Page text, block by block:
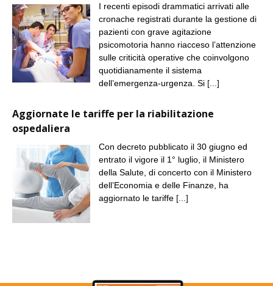
I recenti episodi drammatici arrivati alle
cronache registrati durante la gestione di
pazienti con grave agitazione
psicomotoria hanno riacceso l’attenzione
sulle criticità operative che coinvolgono
quotidianamente il sistema
dell’emergenza-urgenza. Si [...]
Aggiornate le tariffe per la riabilitazione
ospedaliera
Con decreto pubblicato il 30 giugno ed
entrato il vigore il 1° luglio, il Ministero
della Salute, di concerto con il Ministero
dell’Economia e delle Finanze, ha
aggiornato le tariffe [...]